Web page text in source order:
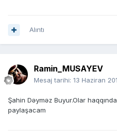
Alıntı
Ramin_MUSAYEV
Mesaj tarihi: 13 Haziran
Şahin Dəyməz Buyur.Olar
paylaşacam